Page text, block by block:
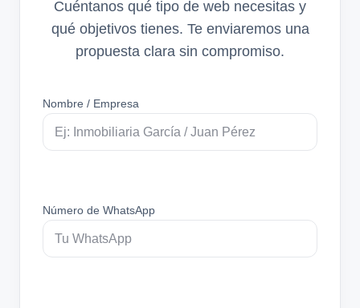
Cuéntanos qué tipo de web necesitas y
qué objetivos tienes. Te enviaremos una
propuesta clara sin compromiso.
Nombre / Empresa
Número de WhatsApp